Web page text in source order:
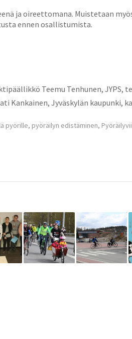
ja oireettomana. Muistetaan
ennen osallistumista.
Teemu Tenhunen, JYPS,
Kankainen, Jyväskylän kaupunki,
pyörille, pyöräilyn edistäminen,